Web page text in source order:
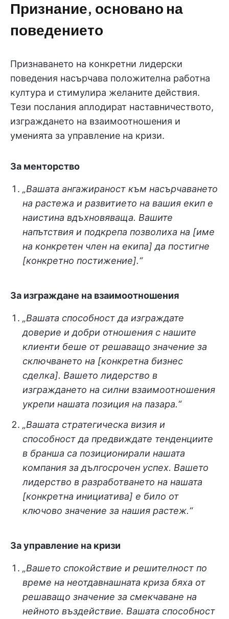
Признание, основано на
поведението
Признаването на конкретни лидерски
поведения насърчава положителна работна
култура и стимулира желаните действия.
Тези послания аплодират наставничеството,
изграждането на взаимоотношения и
уменията за управление на кризи.
За менторство
„Вашата ангажираност към насърчаването
на растежа и развитието на вашия екип е
наистина вдъхновяваща. Вашите
напътствия и подкрепа позволиха на [име
на конкретен член на екипа] да постигне
[конкретно постижение].“
За изграждане на взаимоотношения
„Вашата способност да изграждате
доверие и добри отношения с нашите
клиенти беше от решаващо значение за
сключването на [конкретна бизнес
сделка]. Вашето лидерство в
изграждането на силни взаимоотношения
укрепи нашата позиция на пазара.“
„Вашата стратегическа визия и
способност да предвиждате тенденциите
в бранша са позиционирали нашата
компания за дългосрочен успех. Вашето
лидерство в разработването на нашата
[конкретна инициатива] е било от
ключово значение за нашия растеж.“
За управление на кризи
„Вашето спокойствие и решителност по
време на неотдавнашната криза бяха от
решаващо значение за смекчаване на
нейното въздействие. Вашата способност